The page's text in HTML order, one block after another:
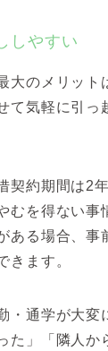
しやすい
大のメリット
て気軽に引っ
契約期間は2
むを得ない事
ある場合、事
きます。
・通学が大
た」「隣人か